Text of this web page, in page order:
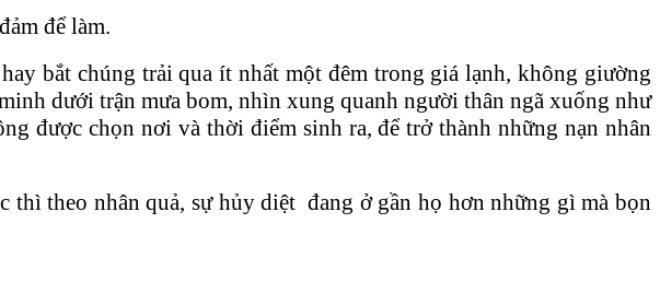
để làm.
bắt chúng trải qua ít nhất một đêm trong giá lạnh, không giường
dưới trận mưa bom, nhìn xung quanh người thân ngã xuống như
được chọn nơi và thời điểm sinh ra, để trở thành những nạn nhân
theo nhân quả, sự hủy diệt đang ở gần họ hơn những gì mà bọn